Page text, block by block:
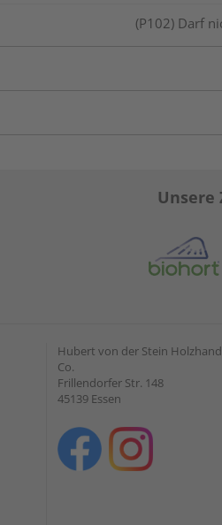
(P102) Darf
Hubert von der Stein
Co.
Frillendorfer Str. 148
45139 Essen